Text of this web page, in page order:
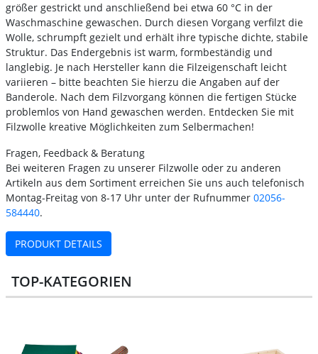
größer gestrickt und anschließend bei etwa 60 °C in der
Waschmaschine gewaschen. Durch diesen Vorgang verfilzt die
Wolle, schrumpft gezielt und erhält ihre typische dichte, stabile
Struktur. Das Endergebnis ist warm, formbeständig und
langlebig. Je nach Hersteller kann die Filzeigenschaft leicht
variieren – bitte beachten Sie hierzu die Angaben auf der
Banderole. Nach dem Filzvorgang können die fertigen Stücke
problemlos von Hand gewaschen werden. Entdecken Sie mit
Filzwolle kreative Möglichkeiten zum Selbermachen!
Fragen, Feedback & Beratung
Bei weiteren Fragen zu unserer Filzwolle oder zu anderen
Artikeln aus dem Sortiment erreichen Sie uns auch telefonisch
Montag-Freitag von 8-17 Uhr unter der Rufnummer 02056-
584440.
PRODUKT DETAILS
TOP-KATEGORIEN